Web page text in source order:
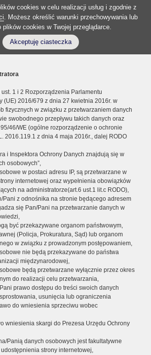
cookies w celu realizacji usług i zgodnie z
. Możesz określić warunki przechowywania lub
plików cookies w Twojej przeglądarce.
Akceptuję ciasteczka
1 i 2 Rozporządzenia Parlamentu
(UE) 2016/679 z dnia 27 kwietnia 2016r. w
fizycznych w związku z przetwarzaniem danych
swobodnego przepływu takich danych oraz
46/WE (ogólne rozporządzenie o ochronie
2016.119.1 z dnia 4 maja 2016r., dalej RODO
i Inspektora Ochrony Danych znajdują się w
osobowych”,
w postaci adresu IP, są przetwarzane w
internetowej oraz wypełnienia obowiązków
na administratorze(art.6 ust.1 lit.c RODO),
Pani z odnośnika na stronie będącego adresem
się Pan/Pani na przetwarzanie danych w
być przekazywane organom państwowym,
(Policja, Prokuratura, Sąd) lub organom
w związku z prowadzonym postępowaniem,
nie będą przekazywane do państwa
międzynarodowej,
będą przetwarzane wyłącznie przez okres
do realizacji celu przetwarzania,
prawo dostępu do treści swoich danych
usunięcia lub ograniczenia
do wniesienia sprzeciwu wobec
wniesienia skargi do Prezesa Urzędu Ochrony
Panią danych osobowych jest fakultatywne
strony internetowej,